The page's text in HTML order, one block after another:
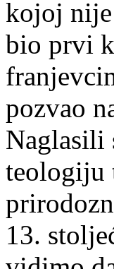
kojoj nije
bio prvi
pozvao
Naglasili
teologiju
13.